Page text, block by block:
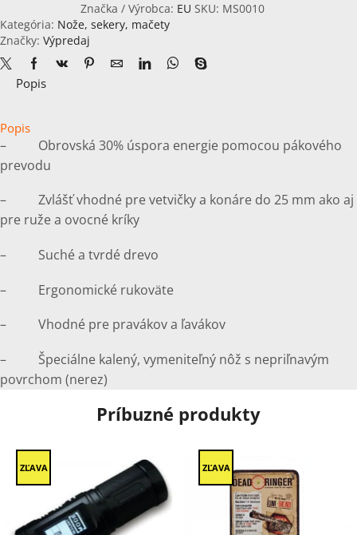
ráčnové
nožnice
„De
Luxe“
Značka / Výrobca: EU SKU: MS0010
Kategória: Nože, sekery, mačety
Značky: Výpredaj
Popis
Popis
– Obrovská 30% úspora energie pomocou pákového
prevodu
– Zvlášť vhodné pre vetvičky a konáre do 25 mm ako aj
pre ruže a ovocné kríky
– Suché a tvrdé drevo
– Ergonomické rukoväte
– Vhodné pre pravákov a ľavákov
– Špeciálne kalený, vymeniteľný nôž s nepriľnavým
povrchom (nerez)
Príbuzné produkty
ZĽAVA ZĽAVA